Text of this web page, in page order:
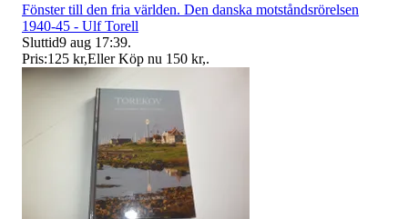
Fönster till den fria världen. Den danska motståndsrörelsen
1940-45 - Ulf Torell
Sluttid9 aug 17:39.
Pris:125 kr,Eller Köp nu 150 kr,.